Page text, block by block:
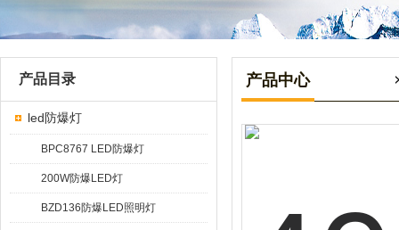
产品目录
led防爆灯
BPC8767 LED防爆灯
200W防爆LED灯
BZD136防爆LED照明灯
产品中心